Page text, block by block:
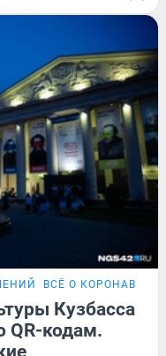
ВСЁ О
Кузбасса
QR-кодам.